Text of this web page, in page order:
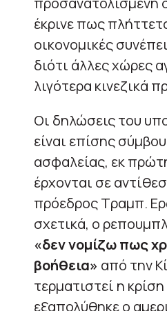
έκρινε πως
οικονομικές
διότι άλλες χώρες
λιγότερα κινεζικά
Οι δηλώσεις του
είναι επίσης
ασφαλείας, εκ
έρχονται σε
πρόεδρος Τραμπ.
σχετικά, ο
«δεν νομίζω πως
βοήθεια» από την
τερματιστεί η
εξαπολύθηκε ο